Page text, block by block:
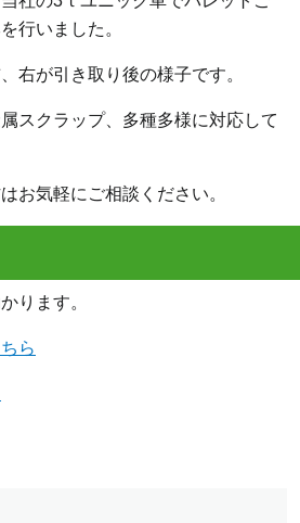
行いました。
右が引き取り後の様子です。
スクラップ、多種多様に対応して
お気軽にご相談ください。
ります。
ら